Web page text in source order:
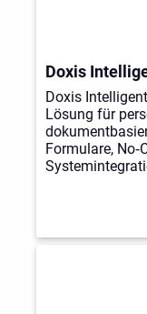
Doxis
Doxis
Lösung für
Formulare,